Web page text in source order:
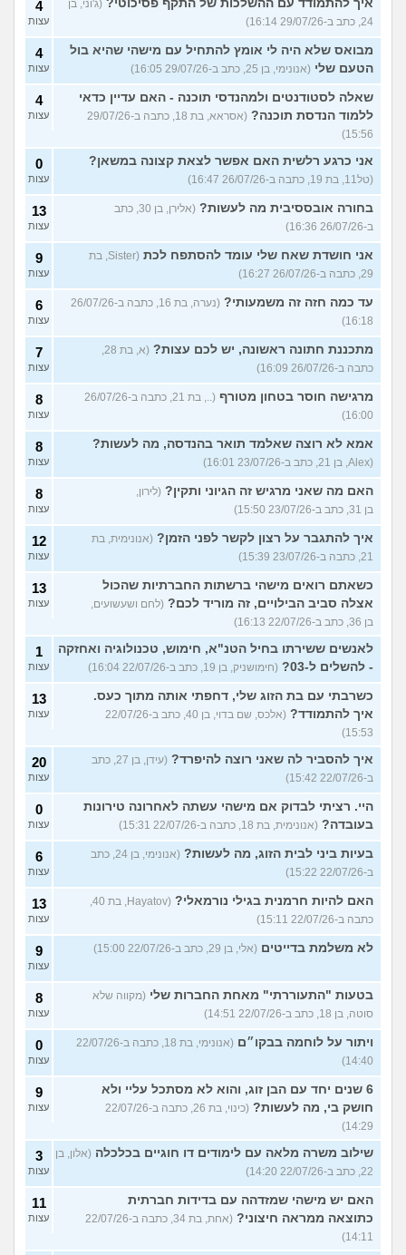
איך להתמודד עם ההשלכות של התקף פסיכוטי? (ג'וני, בן
24, כתב ב-29/07/26 16:14)
4
עצות
מבואס שלא היה לי אומץ להתחיל עם מישהי שהיא בול
הטעם שלי (אנונימי, בן 25, כתב ב-29/07/26 16:05)
4
עצות
שאלה לסטודנטים ולמהנדסי תוכנה - האם עדיין כדאי
ללמוד הנדסת תוכנה?
(אסראא, בת 18, כתבה ב-29/07/26
15:56)
4
עצות
אני כרגע רלשית האם אפשר לצאת קצונה במשאן?
(טל11, בת 19, כתבה ב-26/07/26 16:47)
0
עצות
בחורה אובססיבית מה לעשות?
(אלירן, בן 30, כתב
ב-26/07/26 16:36)
13
עצות
אני חושדת שאח שלי עומד להסתפח לכת
(Sister, בת
29, כתבה ב-26/07/26 16:27)
9
עצות
עד כמה חזה זה משמעותי?
(נערה, בת 16, כתבה ב-26/07/26
16:18)
6
עצות
מתכננת חתונה ראשונה, יש לכם עצות?
כתבה ב-26/07/26 16:09)
7
עצות
מרגישה חוסר בטחון מטורף
(.., בת 21, כתבה ב-26/07/26
16:00)
8
עצות
אמא לא רוצה שאלמד תואר בהנדסה, מה לעשות?
(Alex, בן 21, כתב ב-23/07/26 16:01)
8
עצות
האם מה שאני מרגיש זה הגיוני ותקין? (לירון,
בן 31, כתב ב-23/07/26 15:50)
8
עצות
איך להתגבר על רצון לקשר לפני הזמן? (אנונימית, בת
21, כתבה ב-23/07/26 15:39)
12
עצות
כשאתם רואים מישהי ברשתות החברתיות שהכול
אצלה סביב הבילויים, זה מוריד לכם? (לחם ושעשועים,
בן 36, כתב ב-22/07/26 16:13)
13
עצות
לאנשים ששירתו בחיל הטנ"א, חימוש, טכנולוגיה ואחזקה
- להשלים ל-03?
(חימושניק, בן 19, כתב ב-22/07/26 16:04)
1
עצות
כשרבתי עם בת הזוג שלי, דחפתי אותה מתוך כעס.
איך להתמודד?
(אלכס, שם בדוי, בן 40, כתב ב-22/07/26
15:53)
13
עצות
איך להסביר לה שאני רוצה להיפרד?
(עידן, בן 27, כתב
ב-22/07/26 15:42)
20
עצות
היי. רציתי לבדוק אם מישהי עשתה לאחרונה טירונות
בעובדה? (אנונימית, בת 18, כתבה ב-22/07/26 15:31)
0
עצות
בעיות ביני לבית הזוג, מה לעשות?
(אנונימי, בן 24, כתב
ב-22/07/26 15:22)
6
עצות
האם להיות חרמנית בגילי נורמאלי?
כתבה ב-22/07/26 15:11)
13
עצות
לא משלמת בדייטים (אלי, בן 29, כתב ב-22/07/26 15:00) 9
עצות
בטעות "התעוררתי" מאחת החברות שלי (מקווה שלא
סוטה, בן 18, כתב ב-22/07/26 14:51)
8
עצות
ויתור על לוחמה בבקו״ם
(אנונימי, בת 18, כתבה ב-22/07/26
14:40)
0
עצות
6 שנים יחד עם הבן זוג, והוא לא מסתכל עליי ולא
חושק בי, מה לעשות?
(כינוי, בת 26, כתבה ב-22/07/26
14:29)
9
עצות
שילוב משרה מלאה עם לימודים דו חוגיים בכלכלה (אלון, בן
22, כתב ב-22/07/26 14:20)
3
עצות
האם יש מישהי שמזדהה עם בדידות חברתית
כתוצאה ממראה חיצוני?
(אחת, בת 34, כתבה ב-22/07/26
14:11)
11
עצות